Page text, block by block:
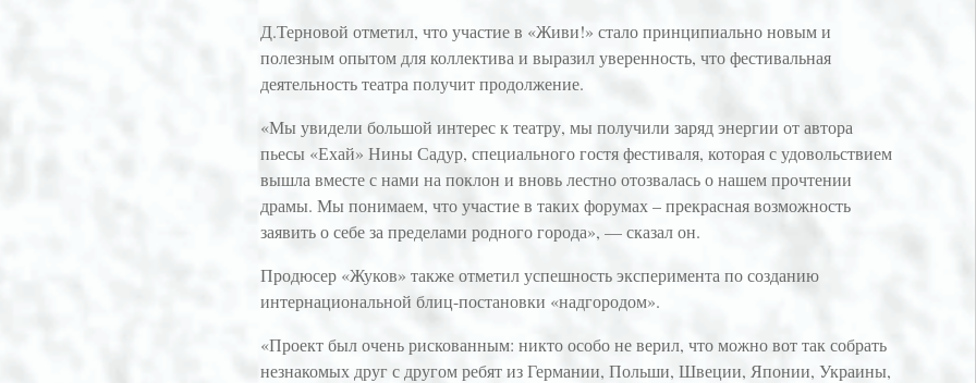
Д.Терновой отметил, что участие в «Живи!» стало принципиально новым и
полезным опытом для коллектива и выразил уверенность, что фестивальная
деятельность театра получит продолжение.
«Мы увидели большой интерес к театру, мы получили заряд энергии от автора
пьесы «Ехай» Нины Садур, специального гостя фестиваля, которая с удовольствием
вышла вместе с нами на поклон и вновь лестно отозвалась о нашем прочтении
драмы. Мы понимаем, что участие в таких форумах – прекрасная возможность
заявить о себе за пределами родного города», — сказал он.
Продюсер «Жуков» также отметил успешность эксперимента по созданию
интернациональной блиц-постановки «надгородом».
«Проект был очень рискованным: никто особо не верил, что можно вот так собрать
незнакомых друг с другом ребят из Германии, Польши, Швеции, Японии, Украины,